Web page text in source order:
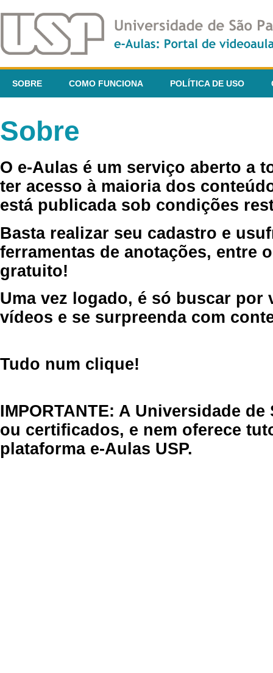
SOBRE COMO FUNCIONA POLÍTICA DE USO
Sobre
O e-Aulas é um serviço aberto a
ter acesso à maioria dos
está publicada sob condições
Basta realizar seu cadastro e
ferramentas de anotações, entre
gratuito!
Uma vez logado, é só buscar por
vídeos e se surpreenda com
Tudo num clique!
IMPORTANTE: A Universidade
ou certificados, e nem oferece
plataforma e-Aulas USP.